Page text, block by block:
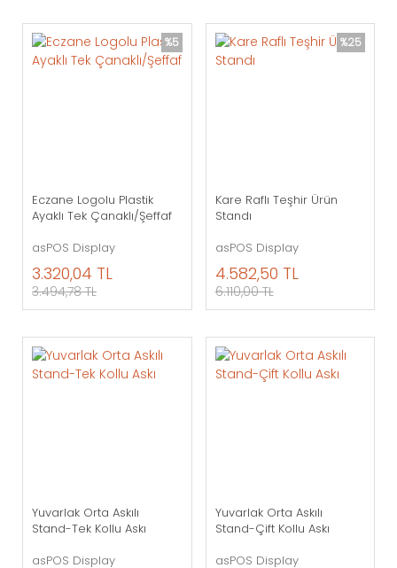
%5
Eczane Logolu Plastik
Ayaklı Tek Çanaklı/Şeffaf
asPOS Display
3.320,04 TL
3.494,78 TL
%25
Kare Raflı Teşhir Ürün
Standı
asPOS Display
4.582,50 TL
6.110,00 TL
Yuvarlak Orta Askılı
Stand-Tek Kollu Askı
asPOS Display
Yuvarlak Orta Askılı
Stand-Çift Kollu Askı
asPOS Display